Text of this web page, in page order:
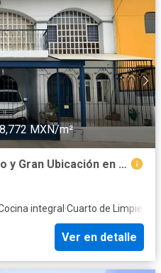
MXN/m²
Casa con Diseño Renovado y Gran Ubicación en Col. Monumental
integral·Cuarto de Limpieza
Ver en detalle